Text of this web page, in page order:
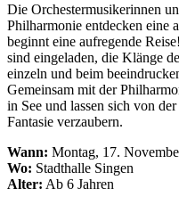
Die Orchestermusikerinnen
Philharmonie entdecken eine
beginnt eine aufregende
sind eingeladen, die Klänge
einzeln und beim
Gemeinsam mit der
in See und lassen sich von
Fantasie verzaubern.
Wann: Montag, 17.
Wo: Stadthalle Singen
Alter: Ab 6 Jahren